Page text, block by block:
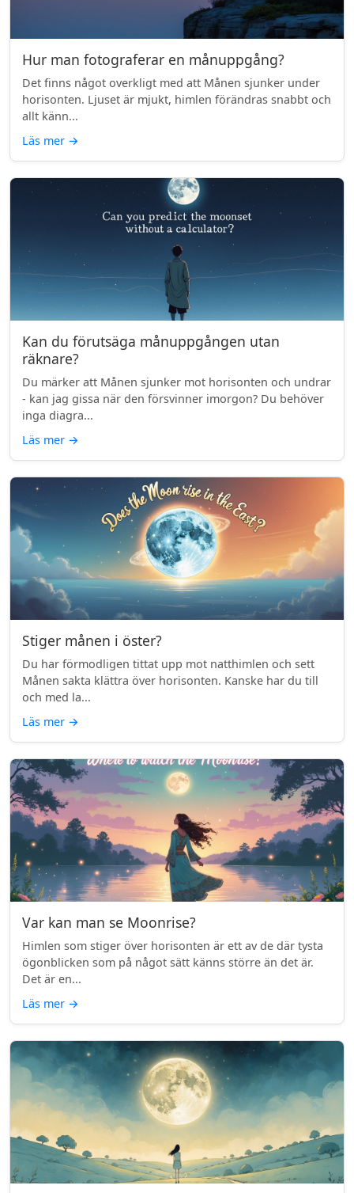
Hur man fotograferar en månuppgång?
Det finns något overkligt med att Månen sjunker under
horisonten. Ljuset är mjukt, himlen förändras snabbt och
allt känn...
Läs mer →
Kan du förutsäga månuppgången utan
räknare?
Du märker att Månen sjunker mot horisonten och undrar
- kan jag gissa när den försvinner imorgon? Du behöver
inga diagra...
Läs mer →
Stiger månen i öster?
Du har förmodligen tittat upp mot natthimlen och sett
Månen sakta klättra över horisonten. Kanske har du till
och med la...
Läs mer →
Var kan man se Moonrise?
Himlen som stiger över horisonten är ett av de där tysta
ögonblicken som på något sätt känns större än det är.
Det är en...
Läs mer →